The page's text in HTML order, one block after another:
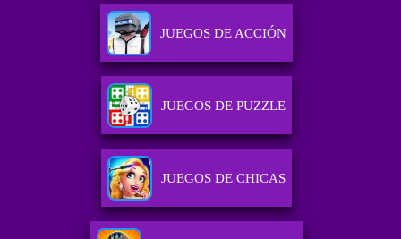
JUEGOS DE ACCIÓN
JUEGOS DE PUZZLE
JUEGOS DE CHICAS